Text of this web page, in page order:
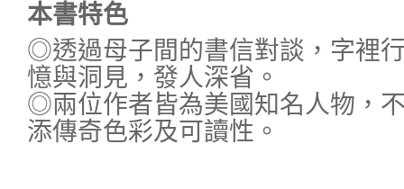
本書特色
◎透過母子間的書信對談，字裡
憶與洞見，發人深省。
◎兩位作者皆為美國知名人物，
添傳奇色彩及可讀性。